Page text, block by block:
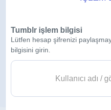
Tumblr işlem bilgisi
Lütfen hesap şifrenizi
bilgisini girin.